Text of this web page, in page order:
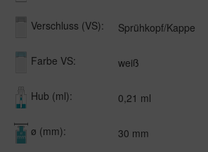
Verschluss (VS): Sprühkopf/Kappe
Farbe VS: weiß
Hub (ml): 0,21 ml
ø (mm): 30 mm